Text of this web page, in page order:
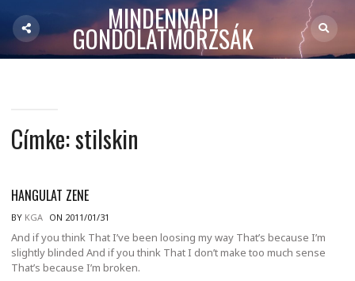
MINDENNAPI
GONDOLATMORZSÁK
Címke:stilskin
HANGULAT ZENE
BY KGA ON 2011/01/31
And if you think That I’ve been loosing my way That’s because I’m
slightly blinded And if you think That I don’t make too much sense
That’s because I’m broken.